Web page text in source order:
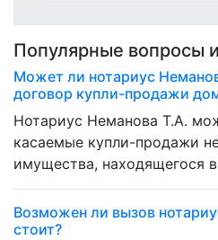
Популярные вопросы
Может ли нотариус
договор купли-продажи
Нотариус Неманова Т.А.
касаемые купли-продажи
имущества, находящегося
Возможен ли вызов
стоит?